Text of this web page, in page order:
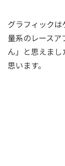
グラフィック
量系のレース
ん」と思えま
思います。